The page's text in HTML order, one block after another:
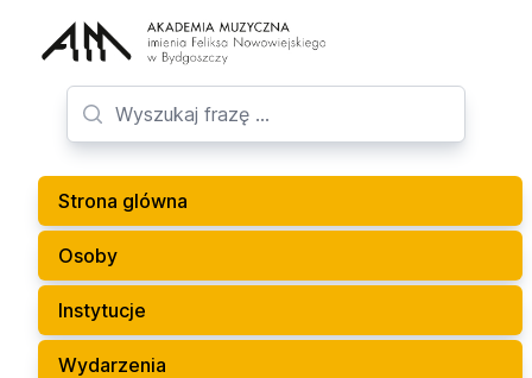
Strona glówna
Osoby
Instytucje
Wydarzenia